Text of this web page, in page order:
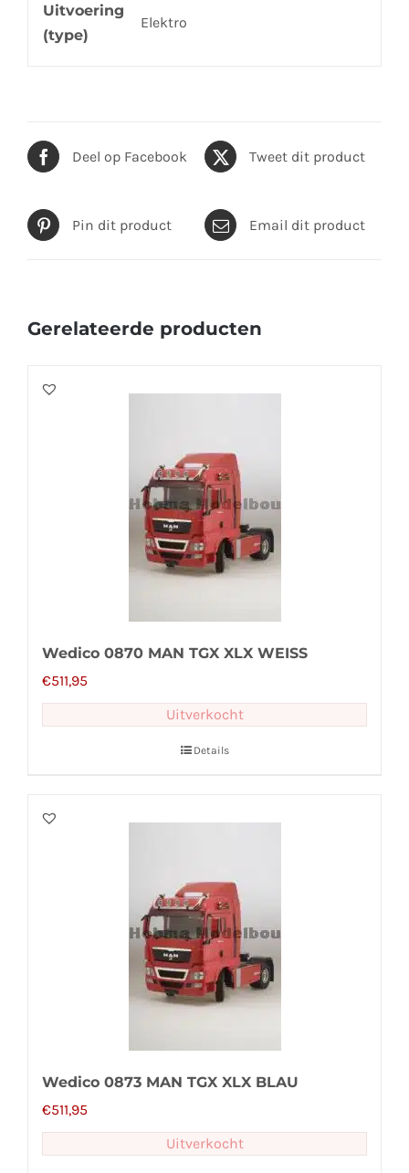
Uitvoering
(type)
Elektro
Deel op Facebook Tweet dit product
Pin dit product Email dit product
Gerelateerde producten
Wedico 0870 MAN TGX XLX WEISS
€511,95
Uitverkocht
Details
Wedico 0873 MAN TGX XLX BLAU
€511,95
Uitverkocht